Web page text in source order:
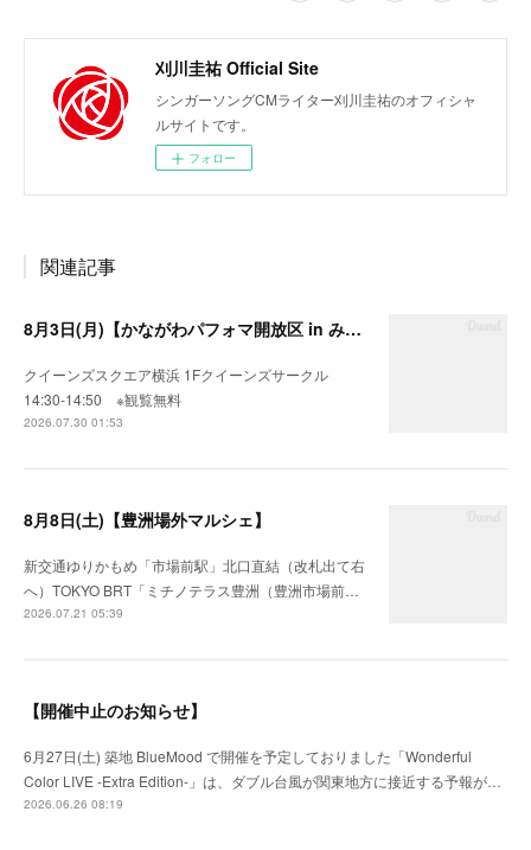
刈川圭祐 Official Site
シンガーソングCMライター刈川圭祐のオフィシャ
ルサイトです。
フォロー
関連記事
8月3日(月)【かながわパフォマ開放区 in みなとみらい】
クイーンズスクエア横浜 1Fクイーンズサークル
14:30-14:50 ※観覧無料
2026.07.30 01:53
8月8日(土)【豊洲場外マルシェ】
新交通ゆりかもめ「市場前駅」北口直結（改札出て右
へ）TOKYO BRT「ミチノテラス豊洲（豊洲市場前…
2026.07.21 05:39
【開催中止のお知らせ】
6月27日(土) 築地 BlueMood で開催を予定しておりました「Wonderful
Color LIVE -Extra Edition-」は、ダブル台風が関東地方に接近する予報が…
2026.06.26 08:19